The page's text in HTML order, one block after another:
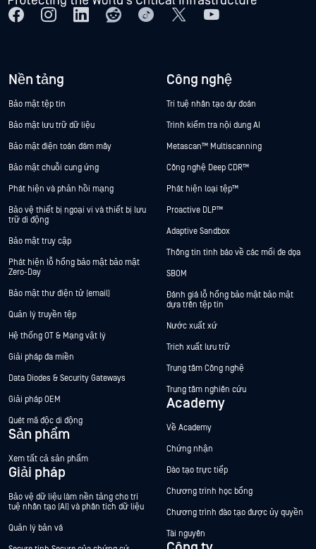
Nền tảng
Bảo mật tệp tin
Bảo mật lưu trữ dữ liệu
Bảo mật điện toán đám mây
Bảo mật chuỗi cung ứng
Phát hiện và phản hồi mạng
Bảo vệ thiết bị ngoại vi và thiết bị lưu
trữ di động
Bảo mật truy cập
Phát hiện lỗ hổng bảo mật bảo mật
Zero-Day
Bảo mật thư điện tử (email)
Quản lý truyền tệp
Hệ thống OT & Mạng vật lý
Giải pháp đa miền
Data Diodes & Security Gateways
Giải pháp OEM
Quét mã độc di động
Sản phẩm
Xem tất cả sản phẩm
Giải pháp
Bảo vệ dữ liệu làm nền tảng cho trí
tuệ nhân tạo (AI) và phân tích dữ liệu
Quản lý bản vá
Công nghệ
Trí tuệ nhân tạo dự đoán
Trình kiểm tra nội dung AI
Metascan™ Multiscanning
Công nghệ Deep CDR™
Phát hiện loại tệp™
Proactive DLP™
Adaptive Sandbox
Thông tin tình báo về các mối đe dọa
SBOM
Đánh giá lỗ hổng bảo mật bảo mật
dựa trên tệp tin
Nước xuất xứ
Trích xuất lưu trữ
Trung tâm Công nghệ
Trung tâm nghiên cứu
Academy
Về Academy
Chứng nhận
Đào tạo trực tiếp
Chương trình học bổng
Chương trình đào tạo được ủy quyền
Tài nguyên